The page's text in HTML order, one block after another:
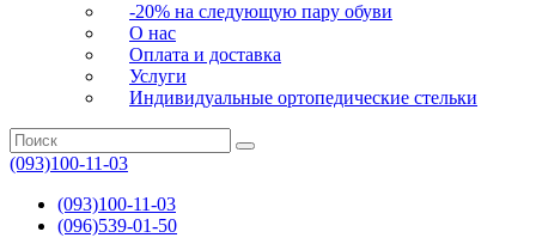
-20% на следующую пару обуви
О нас
Оплата и доставка
Услуги
Индивидуальные ортопедические стельки
(093)100-11-03
(093)100-11-03
(096)539-01-50